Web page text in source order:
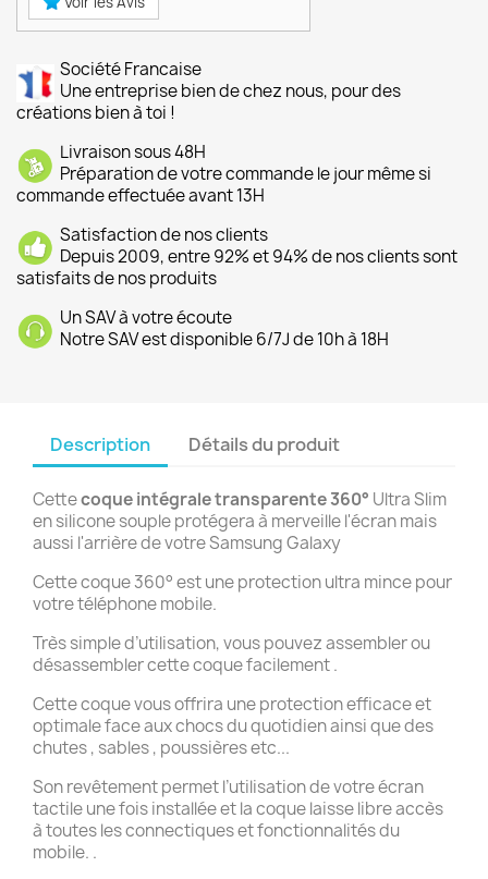
Société Francaise
Une entreprise bien de chez nous, pour des
créations bien à toi !
Livraison sous 48H
Préparation de votre commande le jour même si
commande effectuée avant 13H
Satisfaction de nos clients
Depuis 2009, entre 92% et 94% de nos clients sont
satisfaits de nos produits
Un SAV à votre écoute
Notre SAV est disponible 6/7J de 10h à 18H
Description Détails du produit
Cettecoque intégrale transparente 360° Ultra Slim
en silicone souple protégera à merveille l'écran mais
aussi l'arrière de votre Samsung Galaxy
Cette coque 360° est une protection ultra mince pour
votre téléphone mobile.
Très simple d’utilisation, vous pouvez assembler ou
désassembler cette coque facilement .
Cette coque vous offrira une protection efficace et
optimale face aux chocs du quotidien ainsi que des
chutes , sables , poussières etc...
Son revêtement permet l’utilisation de votre écran
tactile une fois installée et la coque laisse libre accès
à toutes les connectiques et fonctionnalités du
mobile. .